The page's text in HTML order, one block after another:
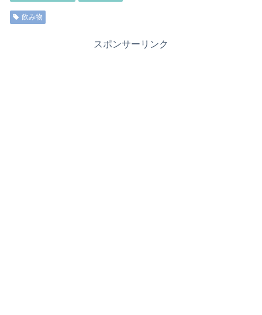
飲み物
スポンサーリンク